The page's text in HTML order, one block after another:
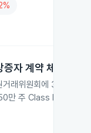
자 계약 체결
위원회에 3,725만
주 Class B 보통주